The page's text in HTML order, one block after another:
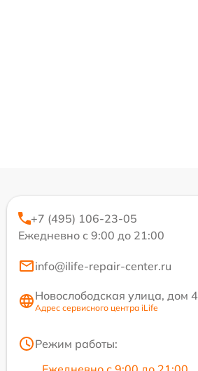
+7 (495) 106-23-05
Ежедневно с 9:00 до 21:00
info@ilife-repair-center.ru
Новослободская улица, дом 4
Адрес сервисного центра iLife
Режим работы: